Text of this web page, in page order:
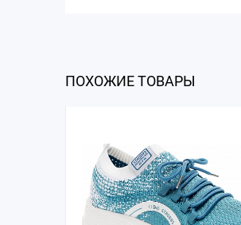
ПОХОЖИЕ ТОВАРЫ